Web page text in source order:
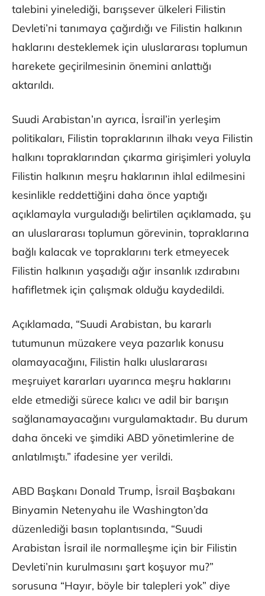
talebini yinelediği, barışsever ülkeleri Filistin
Devleti’ni tanımaya çağırdığı ve Filistin halkının
haklarını desteklemek için uluslararası toplumun
harekete geçirilmesinin önemini anlattığı
aktarıldı.
Suudi Arabistan’ın ayrıca, İsrail’in yerleşim
politikaları, Filistin topraklarının ilhakı veya Filistin
halkını topraklarından çıkarma girişimleri yoluyla
Filistin halkının meşru haklarının ihlal edilmesini
kesinlikle reddettiğini daha önce yaptığı
açıklamayla vurguladığı belirtilen açıklamada, şu
an uluslararası toplumun görevinin, topraklarına
bağlı kalacak ve topraklarını terk etmeyecek
Filistin halkının yaşadığı ağır insanlık ızdırabını
hafifletmek için çalışmak olduğu kaydedildi.
Açıklamada, “Suudi Arabistan, bu kararlı
tutumunun müzakere veya pazarlık konusu
olamayacağını, Filistin halkı uluslararası
meşruiyet kararları uyarınca meşru haklarını
elde etmediği sürece kalıcı ve adil bir barışın
sağlanamayacağını vurgulamaktadır. Bu durum
daha önceki ve şimdiki ABD yönetimlerine de
anlatılmıştı.” ifadesine yer verildi.
ABD Başkanı Donald Trump, İsrail Başbakanı
Binyamin Netenyahu ile Washington’da
düzenlediği basın toplantısında, “Suudi
Arabistan İsrail ile normalleşme için bir Filistin
Devleti’nin kurulmasını şart koşuyor mu?”
sorusuna “Hayır, böyle bir talepleri yok” diye